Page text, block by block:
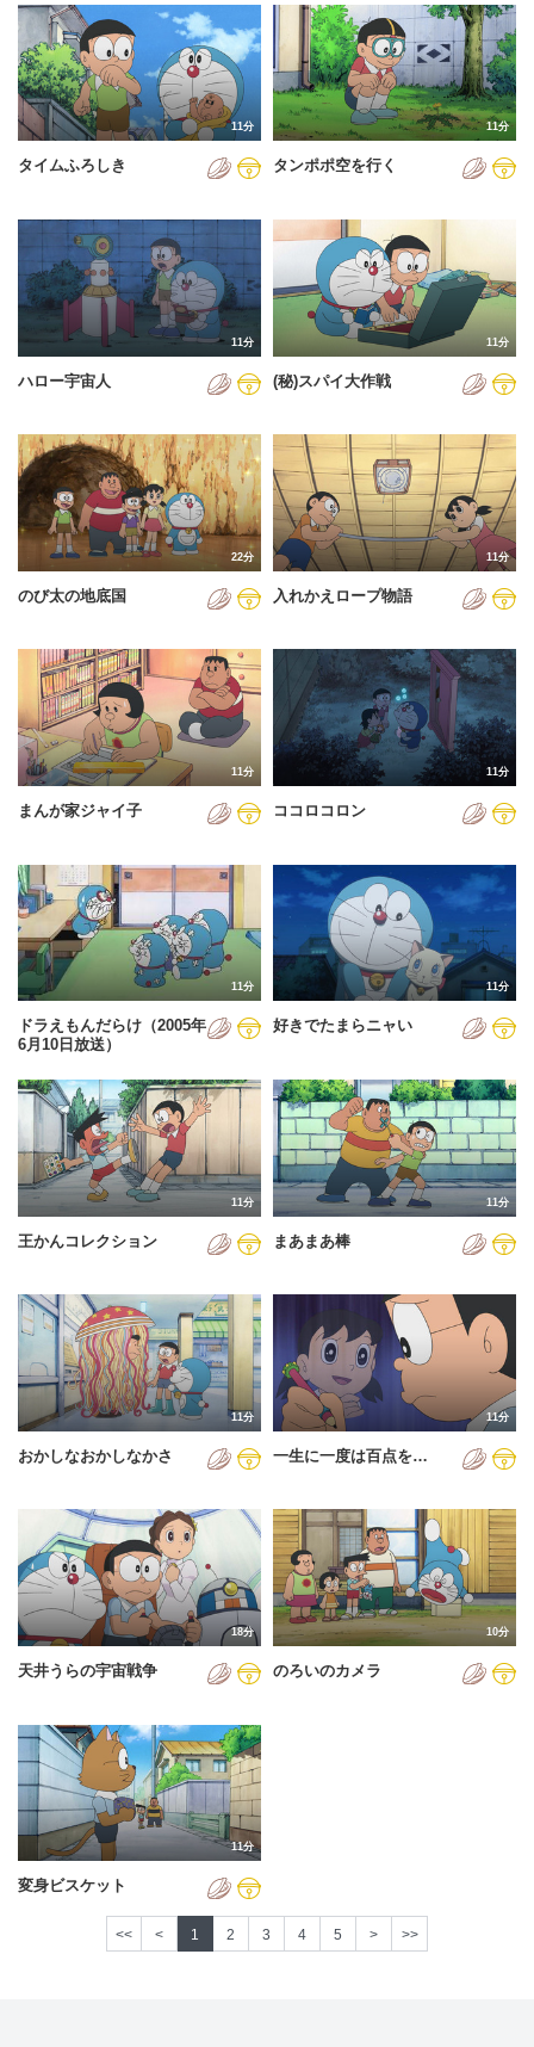
2024年
2025年
2026年
11分
タイムふろしき
11分
タンポポ空を行く
11分
ハロー宇宙人
11分
(秘)スパイ大作戦
22分
のび太の地底国
11分
入れかえロープ物語
11分
まんが家ジャイ子
11分
ココロコロン
11分
ドラえもんだらけ（2005年
6月10日放送）
11分
好きでたまらニャい
11分
王かんコレクション
11分
まあまあ棒
11分
おかしなおかしなかさ
11分
一生に一度は百点を…
18分
天井うらの宇宙戦争
10分
のろいのカメラ
11分
変身ビスケット
<< < 1 2 3 4 5 > >>